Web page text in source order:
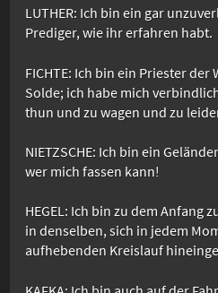
LUTHER: Ich bin ein gar
Prediger, wie ihr erfahren habt.
FICHTE: Ich bin ein Priester
Solde; ich habe mich
thun und zu wagen und zu
NIETZSCHE: Ich bin ein
wer mich fassen kann!
HEGEL: Ich bin zu dem Anfang
in denselben, sich in jedem
aufhebenden Kreislauf